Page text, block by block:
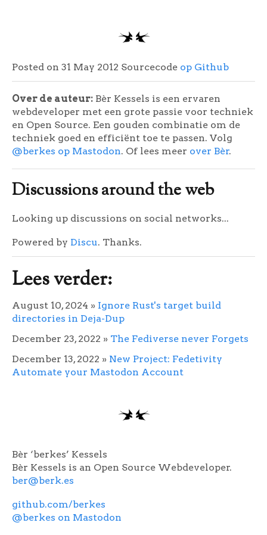
Posted on 31 May 2012 Sourcecode op Github
Over de auteur: Bèr Kessels is een ervaren
webdeveloper met een grote passie voor techniek
en Open Source. Een gouden combinatie om de
techniek goed en efficiënt toe te passen. Volg
@berkes op Mastodon. Of lees meer over Bèr.
Discussions around the web
Looking up discussions on social networks...
Powered by Discu. Thanks.
Lees verder:
August 10, 2024 » Ignore Rust's target build
directories in Deja-Dup
December 23, 2022 » The Fediverse never Forgets
December 13, 2022 » New Project: Fedetivity
Automate your Mastodon Account
Bèr ‘berkes’ Kessels
Bèr Kessels is an Open Source Webdeveloper.
ber@berk.es
github.com/berkes
@berkes on Mastodon